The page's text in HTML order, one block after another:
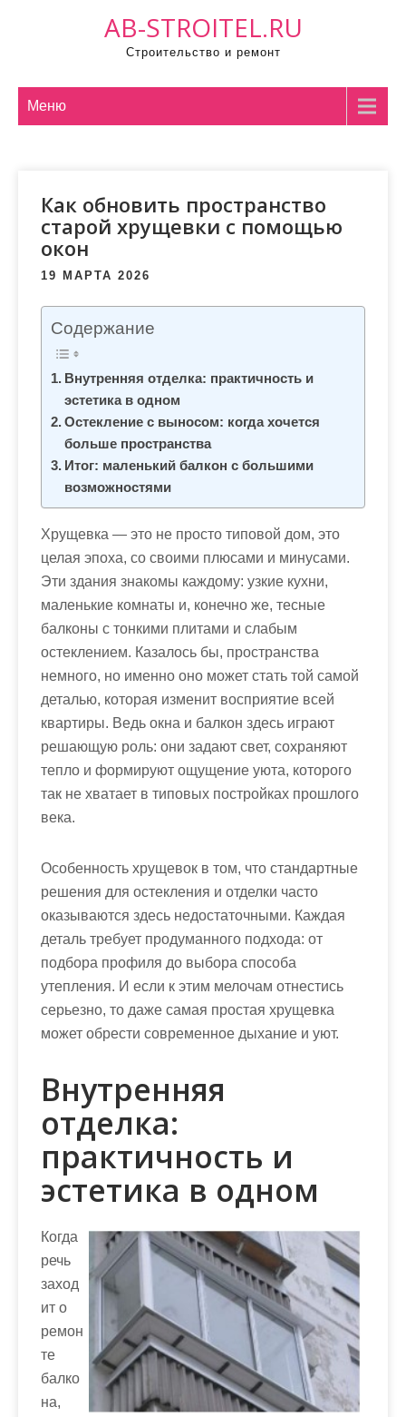
AB-STROITEL.RU
Строительство и ремонт
Меню
Как обновить пространство
старой хрущевки с помощью
окон
19 МАРТА 2026
Содержание
Внутренняя отделка: практичность и
эстетика в одном
Остекление с выносом: когда хочется
больше пространства
Итог: маленький балкон с большими
возможностями
Хрущевка — это не просто типовой дом, это
целая эпоха, со своими плюсами и минусами.
Эти здания знакомы каждому: узкие кухни,
маленькие комнаты и, конечно же, тесные
балконы с тонкими плитами и слабым
остеклением. Казалось бы, пространства
немного, но именно оно может стать той самой
деталью, которая изменит восприятие всей
квартиры. Ведь окна и балкон здесь играют
решающую роль: они задают свет, сохраняют
тепло и формируют ощущение уюта, которого
так не хватает в типовых постройках прошлого
века.
Особенность хрущевок в том, что стандартные
решения для остекления и отделки часто
оказываются здесь недостаточными. Каждая
деталь требует продуманного подхода: от
подбора профиля до выбора способа
утепления. И если к этим мелочам отнестись
серьезно, то даже самая простая хрущевка
может обрести современное дыхание и уют.
Внутренняя
отделка:
практичность и
эстетика в одном
Когда
речь
заход
ит о
ремон
те
балко
на,